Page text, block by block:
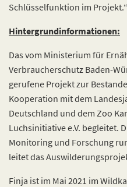
Schlüsselfunktion im Projekt.“
Hintergrundinformationen:
Das vom Ministerium für
Verbraucherschutz Baden-
gerufene Projekt zur
Kooperation mit dem
Deutschland und dem Zoo
Luchsinitiative e.V. begleitet.
Monitoring und Forschung
leitet das
Finja ist im Mai 2021 im